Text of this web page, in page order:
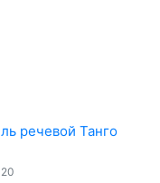
речевой Танго